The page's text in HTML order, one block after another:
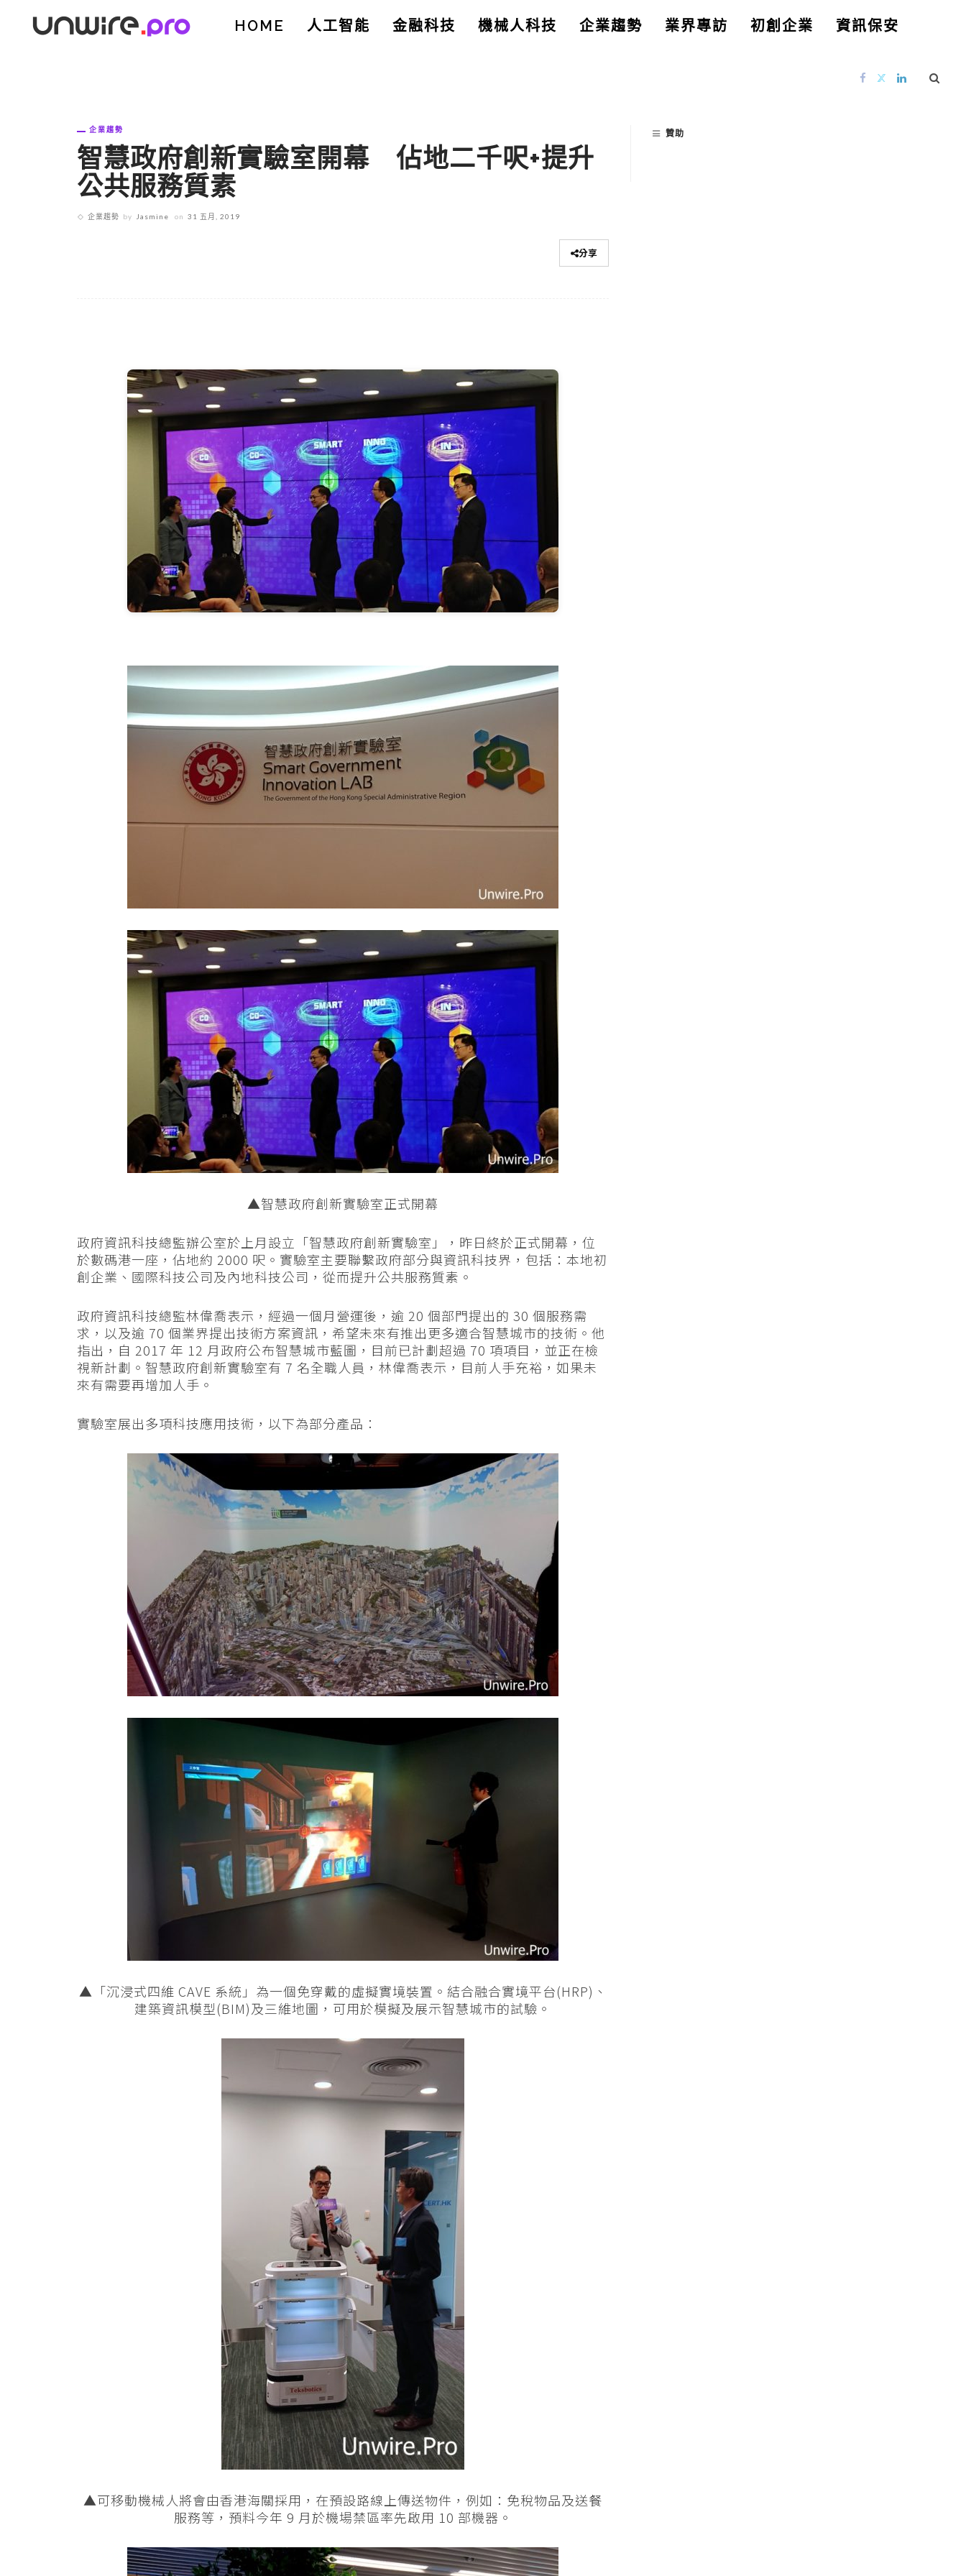
HOME 人工智能 金融科技 機械人科技 企業趨勢 業界專訪 初創企業 資訊保安
企業趨勢
智慧政府創新實驗室開幕 佔地二千呎+提升
公共服務質素
企業趨勢 by Jasmine on 31 五月, 2019
分享
▲智慧政府創新實驗室正式開幕
政府資訊科技總監辦公室於上月設立「智慧政府創新實驗室」，昨日終於正式開幕，位
於數碼港一座，佔地約 2000 呎。實驗室主要聯繫政府部分與資訊科技界，包括：本地初
創企業、國際科技公司及內地科技公司，從而提升公共服務質素。
政府資訊科技總監林偉喬表示，經過一個月營運後，逾 20 個部門提出的 30 個服務需
求，以及逾 70 個業界提出技術方案資訊，希望未來有推出更多適合智慧城市的技術。他
指出，自 2017 年 12 月政府公布智慧城市藍圖，目前已計劃超過 70 項項目，並正在檢
視新計劃。智慧政府創新實驗室有 7 名全職人員，林偉喬表示，目前人手充裕，如果未
來有需要再增加人手。
實驗室展出多項科技應用技術，以下為部分產品：
▲「沉浸式四維 CAVE 系統」為一個免穿戴的虛擬實境裝置。結合融合實境平台(HRP)、
建築資訊模型(BIM)及三維地圖，可用於模擬及展示智慧城市的試驗。
▲可移動機械人將會由香港海關採用，在預設路線上傳送物件，例如：免稅物品及送餐
服務等，預料今年 9 月於機場禁區率先啟用 10 部機器。
贊助